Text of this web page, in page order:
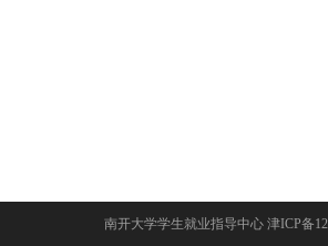
南开大学学生就业指导中心 津ICP备